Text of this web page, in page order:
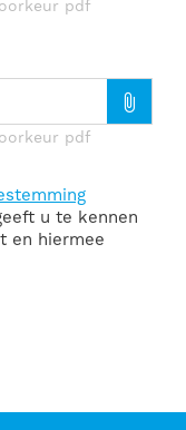
pdf
pdf
u te kennen
en hiermee